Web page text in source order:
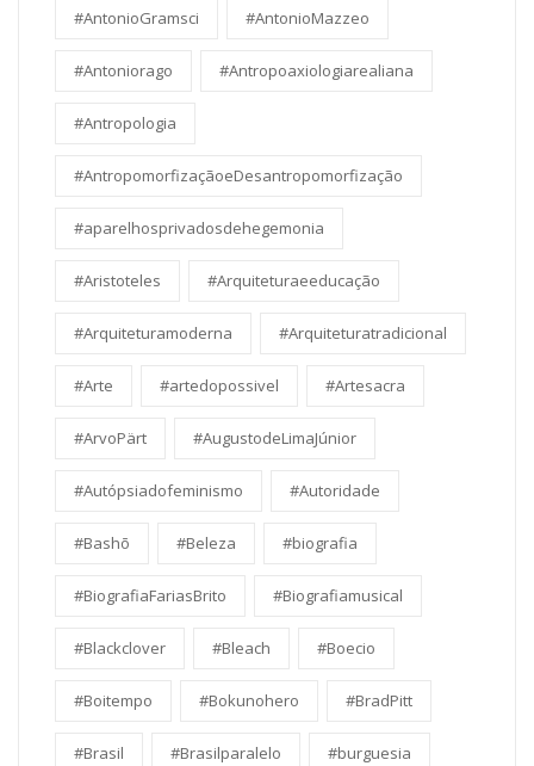
#AntonioGramsci #AntonioMazzeo
#Antoniorago #Antropoaxiologiarealiana
#Antropologia
#AntropomorfizaçãoeDesantropomorfização
#aparelhosprivadosdehegemonia
#Aristoteles #Arquiteturaeeducação
#Arquiteturamoderna #Arquiteturatradicional
#Arte #artedopossivel #Artesacra
#ArvoPärt #AugustodeLimaJúnior
#Autópsiadofeminismo #Autoridade
#Bashō #Beleza #biografia
#BiografiaFariasBrito #Biografiamusical
#Blackclover #Bleach #Boecio
#Boitempo #Bokunohero #BradPitt
#Brasil #Brasilparalelo #burguesia